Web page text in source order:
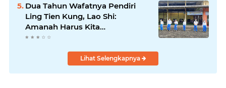
Dua Tahun Wafatnya Pendiri
Ling Tien Kung, Lao Shi:
Amanah Harus Kita
Laksanakan!
Lihat Selengkapnya